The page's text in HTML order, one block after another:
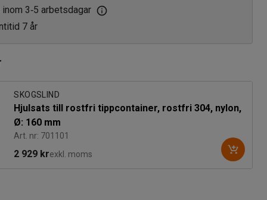
inom 3‑5 arbetsdagar
7 år
SKOGSLIND
Hjulsats till rostfri tippcontainer, rostfri 304, nylon,
Ø: 160 mm
Art. nr: 701101
2 929 krexkl. moms